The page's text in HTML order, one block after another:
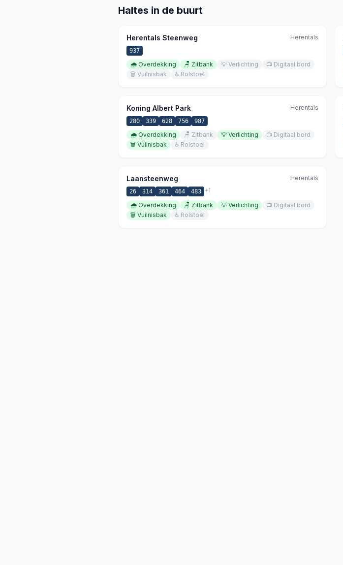
Haltes in de buurt
Herentals Steenweg Herentals
937
🌧️ Overdekking 🪑 Zitbank 💡 Verlichting 📺 Digitaal bord
🗑️ Vuilnisbak ♿ Rolstoel
Koning Albert Park Herentals
280 339 628 756 987
🌧️ Overdekking 🪑 Zitbank 💡 Verlichting 📺 Digitaal bord
🗑️ Vuilnisbak ♿ Rolstoel
Laansteenweg Herentals
26 314 361 464 483 +1
🌧️ Overdekking 🪑 Zitbank 💡 Verlichting 📺 Digitaal bord
🗑️ Vuilnisbak ♿ Rolstoel